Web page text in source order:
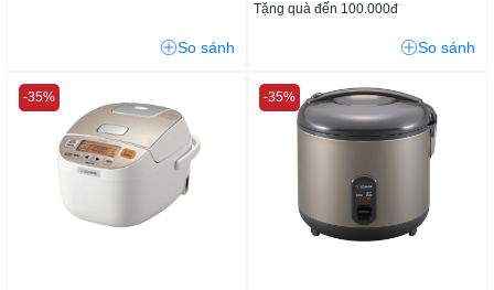
So sánh
Tặng quà đến 100.000đ
So sánh
-35% -35%